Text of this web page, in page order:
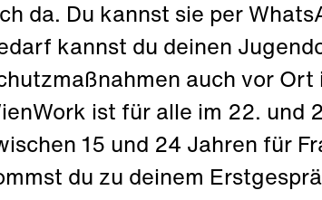
da. Du kannst sie per
kannst du deinen
auch vor
ist für alle im 22. und
15 und 24 Jahren für
du zu deinem